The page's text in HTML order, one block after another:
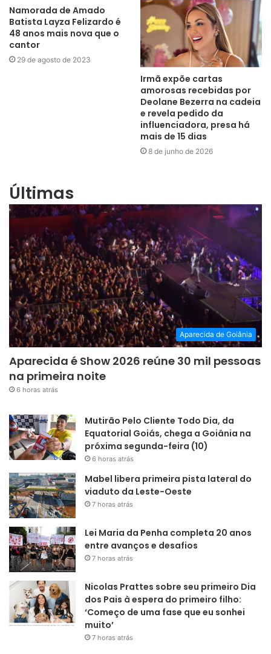
Namorada de Amado
Batista Layza Felizardo é
48 anos mais nova que o
cantor
29 de agosto de 2023
Irmã expõe cartas
amorosas recebidas por
Deolane Bezerra na cadeia
e revela pedido da
influenciadora, presa há
mais de 15 dias
8 de junho de 2026
Últimas
Aparecida de Goiânia
Aparecida é Show 2026 reúne 30 mil pessoas
na primeira noite
6 horas atrás
Mutirão Pelo Cliente Todo Dia, da
Equatorial Goiás, chega a Goiânia na
próxima segunda-feira (10)
6 horas atrás
Mabel libera primeira pista lateral do
viaduto da Leste-Oeste
7 horas atrás
Lei Maria da Penha completa 20 anos
entre avanços e desafios
7 horas atrás
Nicolas Prattes sobre seu primeiro Dia
dos Pais à espera do primeiro filho:
‘Começo de uma fase que eu sonhei
muito’
7 horas atrás